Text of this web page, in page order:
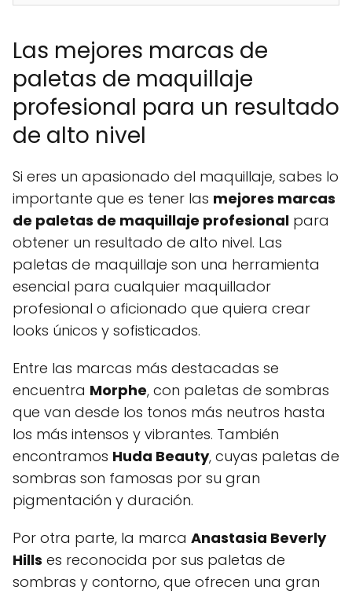
Las mejores marcas de
paletas de maquillaje
profesional para un resultado
de alto nivel
Si eres un apasionado del maquillaje, sabes lo
importante que es tener las mejores marcas
de paletas de maquillaje profesional para
obtener un resultado de alto nivel. Las
paletas de maquillaje son una herramienta
esencial para cualquier maquillador
profesional o aficionado que quiera crear
looks únicos y sofisticados.
Entre las marcas más destacadas se
encuentra Morphe, con paletas de sombras
que van desde los tonos más neutros hasta
los más intensos y vibrantes. También
encontramos Huda Beauty, cuyas paletas de
sombras son famosas por su gran
pigmentación y duración.
Por otra parte, la marca Anastasia Beverly
Hills es reconocida por sus paletas de
sombras y contorno, que ofrecen una gran